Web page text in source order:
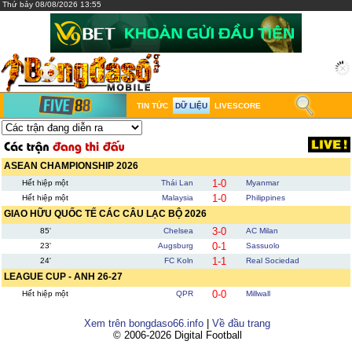
Thứ bảy 08/08/2026 13:55
TIN TỨC DỮ LIỆU LIVESCORE
ASEAN CHAMPIONSHIP 2026
Hết hiệp một Thái Lan 1-0
Myanmar
Hết hiệp một
Malaysia 1-0 Philippines
GIAO HỮU QUỐC TẾ CÁC CÂU LẠC BỘ 2026
85' Chelsea 3-0
AC Milan
23'
Augsburg 0-1
Sassuolo
24'
FC Koln 1-1 Real Sociedad
LEAGUE CUP - ANH 26-27
Hết hiệp một QPR 0-0 Millwall
Xem trên bongdaso66.info | Về đầu trang
© 2006-2026 Digital Football